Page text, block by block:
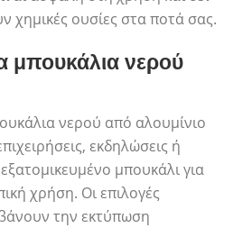
χημικές ουσίες στα ποτά σας.
νερού
νερού από αλουμίνιο
εκδηλώσεις ή
μπουκάλι για
χρήση. Οι επιλογές
την εκτύπωση